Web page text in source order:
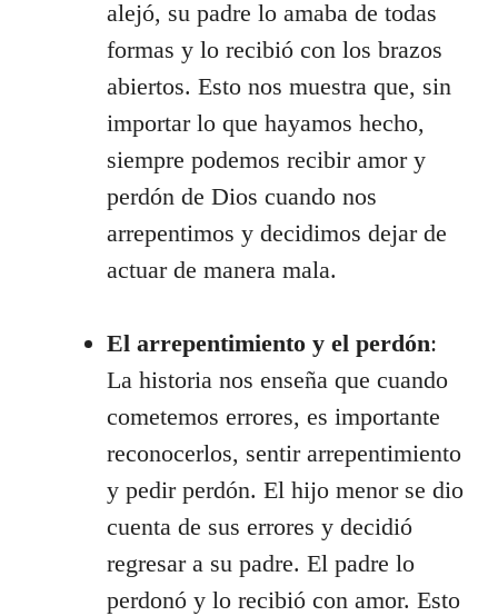
alejó, su padre lo amaba de todas
formas y lo recibió con los brazos
abiertos. Esto nos muestra que, sin
importar lo que hayamos hecho,
siempre podemos recibir amor y
perdón de Dios cuando nos
arrepentimos y decidimos dejar de
actuar de manera mala.
El arrepentimiento y el perdón:
La historia nos enseña que cuando
cometemos errores, es importante
reconocerlos, sentir arrepentimiento
y pedir perdón. El hijo menor se dio
cuenta de sus errores y decidió
regresar a su padre. El padre lo
perdonó y lo recibió con amor. Esto